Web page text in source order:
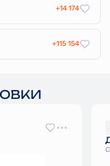
+14 174
+115 154